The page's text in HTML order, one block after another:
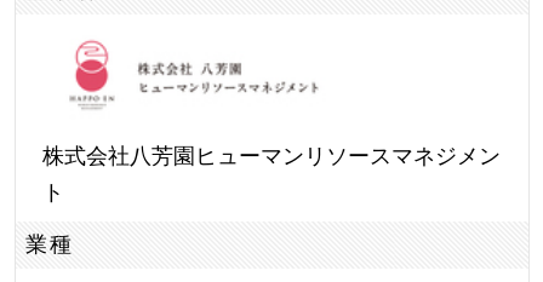
株式会社八芳園ヒューマンリソースマネジメン
ト
業種